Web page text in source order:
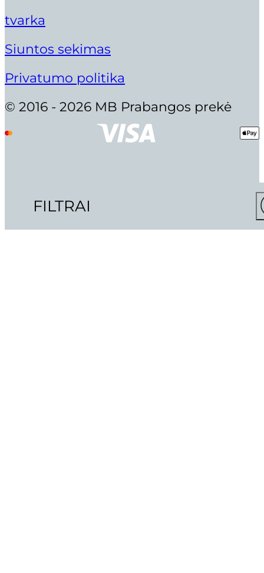
© 2016 - 2026 MB Prabangos prekė
Privatumo politika
tvarka
Siuntos sekimas
FILTRAI